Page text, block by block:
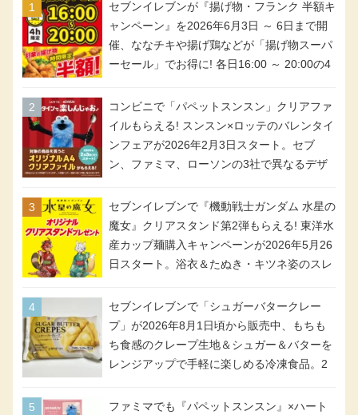
セブンイレブンが『揚げ物・フランク 半額キ
ャンペーン』を2026年6月3日 ～ 6日まで開
催、ななチキや揚げ鶏などが「揚げ物スーパ
ーセール」でお得に! 各日16:00 ～ 20:00の4
アメリカンドッグが税抜き69円!
コンビニで「パペットスンスン」クリアファ
イルもらえる! スンスン×ロッテのバレンタイ
ンフェアが2026年2月3日スタート。セブ
ン、ファミマ、ローソンの3社で異なるデザ
セブンイレブンで『機動戦士ガンダム 水星の
魔女』クリアスタンド第2弾もらえる! 東洋水
産カップ麺購入キャンペーンが2026年5月26
日スタート。浴衣＆たぬき・キツネ姿のスレ
号・5号) / シャディクが全6種のクリアスタ
ンドになって登場!
セブンイレブンで「シュガーバタークレー
プ」が2026年8月1日頃から販売中、もちも
ち食感のクレープ生地＆シュガー＆バターを
レンジアップで手軽に楽しめる冷凍食品。2
ファミマでも『パペットスンスン』×ハート